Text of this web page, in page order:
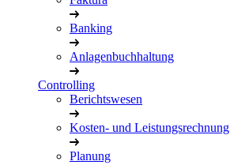
Banking
Anlagenbuchhaltung
Controlling
Berichtswesen
Kosten- und Leistungsrechnung
Planung